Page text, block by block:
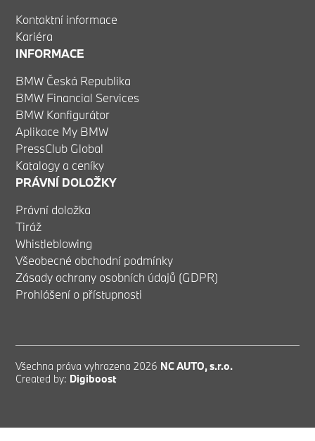
Kontaktní informace
Kariéra
INFORMACE
BMW Česká Republika
BMW Financial Services
BMW Konfigurátor
Aplikace My BMW
PressClub Global
Katalogy a ceníky
PRÁVNÍ DOLOŽKY
Právní doložka
Tiráž
Whistleblowing
Všeobecné obchodní podmínky
Zásady ochrany osobních údajů (GDPR)
Prohlášení o přístupnosti
Všechna práva vyhrazena 2026 NC AUTO, s.r.o.
Created by: Digiboost